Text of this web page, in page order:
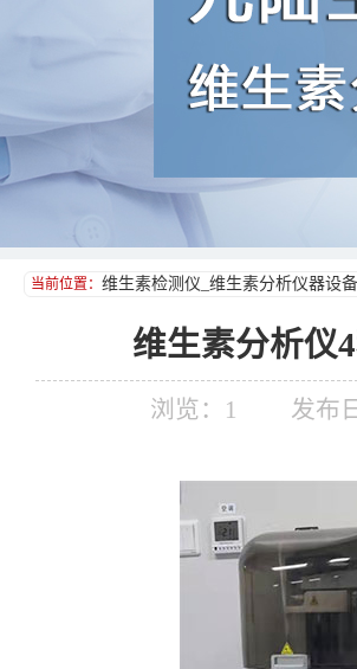
当前位置： 维生素检测仪_维生素分析仪器设
维生素分析仪
浏览： 1 发布